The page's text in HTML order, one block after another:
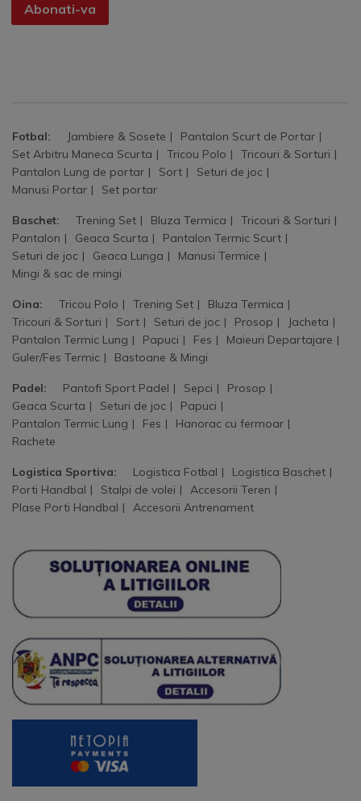
Abonati-va
Fotbal: Jambiere & Sosete
Pantalon Scurt de Portar
Set Arbitru Maneca Scurta
Tricou Polo
Tricouri & Sorturi
Pantalon Lung de portar
Sort
Seturi de joc
Manusi Portar
Set portar
Baschet: Trening Set Bluza Termica
Tricouri & Sorturi
Pantalon
Geaca Scurta
Pantalon Termic Scurt
Seturi de joc
Geaca Lunga
Manusi Termice
Mingi & sac de mingi
Oina: Tricou Polo Trening Set
Bluza Termica
Tricouri & Sorturi
Sort Seturi de joc Prosop
Jacheta
Pantalon Termic Lung
Papuci Fes
Maieuri Departajare
Guler/Fes Termic
Bastoane & Mingi
Padel: Pantofi Sport Padel Sepci
Prosop
Geaca Scurta
Seturi de joc
Papuci
Pantalon Termic Lung
Fes
Hanorac cu fermoar
Rachete
Logistica Sportiva: Logistica Fotbal
Logistica Baschet
Porti Handbal
Stalpi de volei
Accesorii Teren
Plase Porti Handbal
Accesorii Antrenament